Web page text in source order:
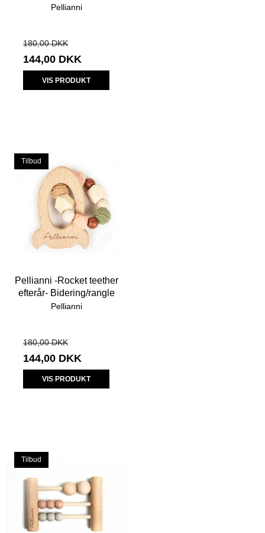
Pellianni
180,00 DKK
144,00 DKK
VIS PRODUKT
Tilbud
Pellianni -Rocket teether
efterår- Bidering/rangle
Pellianni
180,00 DKK
144,00 DKK
VIS PRODUKT
Tilbud